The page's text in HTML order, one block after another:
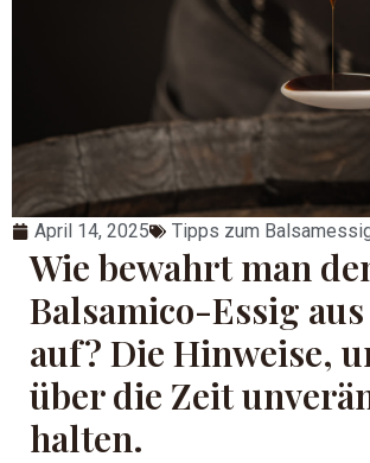
April 14, 2025 Tipps zum
Wie bewahrt man
Balsamico-Essig
auf? Die Hinweise,
über die Zeit
halten.